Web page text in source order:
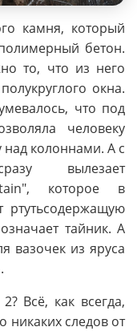
камня, который
бетон.
то, что из него
окна.
что под
человеку
колоннами. А с
вылезает
которое в
ртутьсодержащую
тайник. А
вазочек из яруса
Всё, как всегда,
никаких следов от